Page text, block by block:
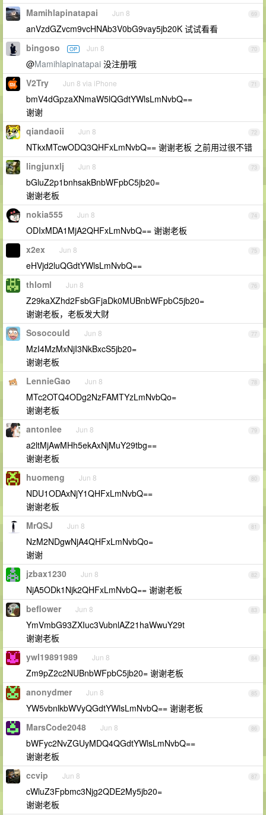
69
Mamihlapinatapai Jun 8
anVzdGZvcm9vcHNAb3V0bG9vay5jb20K 试试看看
70
bingoso OP Jun 8
@Mamihlapinatapai 没注册哦
71
V2Try Jun 8 via iPhone
bmV4dGpzaXNmaW5lQGdtYWlsLmNvbQ==
谢谢
72
qiandaoii Jun 8
NTkxMTcwODQ3QHFxLmNvbQ== 谢谢老板 之前用过很不错
73
lingjunxlj Jun 8
bGluZ2p1bnhsakBnbWFpbC5jb20=
谢谢老板
74
nokia555 Jun 8
ODIxMDA1MjA2QHFxLmNvbQ== 谢谢老板
75
x2ex Jun 8
eHVjd2luQGdtYWlsLmNvbQ==
76
thloml Jun 8
Z29kaXZhd2FsbGFjaDk0MUBnbWFpbC5jb20=
谢谢老板，老板发大财
77
Sosocould Jun 8
MzI4MzMxNjI3NkBxcS5jb20=
谢谢老板
78
LennieGao Jun 8
MTc2OTQ4ODg2NzFAMTYzLmNvbQo=
谢谢老板
79
antonlee Jun 8
a2ltMjAwMHh5ekAxNjMuY29tbg==
谢谢老板
80
huomeng Jun 8
NDU1ODAxNjY1QHFxLmNvbQ==
谢谢老板
81
MrQSJ Jun 8
NzM2NDgwNjA4QHFxLmNvbQo=
谢谢
82
jzbax1230 Jun 8
NjA5ODk1Njk2QHFxLmNvbQ== 谢谢老板
83
beflower Jun 8
YmVmbG93ZXIuc3VubnlAZ21haWwuY29t
谢谢老板
84
ywl19891989 Jun 8
Zm9pZ2c2NUBnbWFpbC5jb20= 谢谢老板
85
anonydmer Jun 8
YW5vbnlkbWVyQGdtYWlsLmNvbQ== 谢谢老板
86
MarsCode2048 Jun 8
bWFyc2NvZGUyMDQ4QGdtYWlsLmNvbQ==
谢谢老板
87
ccvip Jun 8
cWluZ3Fpbmc3Njg2QDE2My5jb20=
谢谢老板